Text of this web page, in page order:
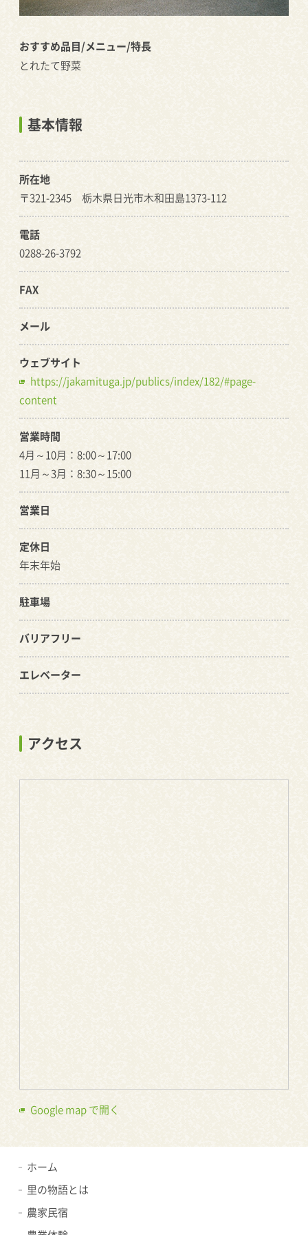
おすすめ品目/メニュー/特長
とれたて野菜
基本情報
所在地
〒321-2345 栃木県日光市木和田島1373-112
電話
0288-26-3792
FAX
メール
ウェブサイト
https://jakamituga.jp/publics/index/182/#page-
content
営業時間
4月～10月：8:00～17:00
11月～3月：8:30～15:00
営業日
定休日
年末年始
駐車場
バリアフリー
エレベーター
アクセス
Google map で開く
ホーム
里の物語とは
農家民宿